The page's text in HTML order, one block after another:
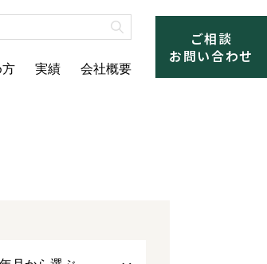
実績 会社概要
ご相談
お問い合わせ